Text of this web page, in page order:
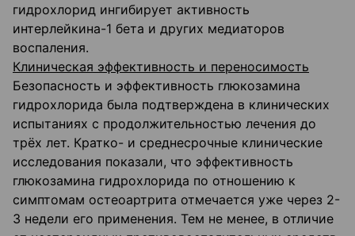
гидрохлорид ингибирует активность
интерлейкина-1 бета и других медиаторов
воспаления.
Клиническая эффективность и переносимость
Безопасность и эффективность глюкозамина
гидрохлорида была подтверждена в клинических
испытаниях с продолжительностью лечения до
трёх лет. Кратко- и среднесрочные клинические
исследования показали, что эффективность
глюкозамина гидрохлорида по отношению к
симптомам остеоартрита отмечается уже через 2-
3 недели его применения. Тем не менее, в отличие